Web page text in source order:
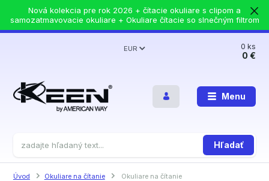
Nová kolekcia pre rok 2026 + čítacie okuliare s clipom a
samozatmavovacie okuliare + Okuliare čítacie so slnečným filtrom
Menu
EUR
Hľadať
0ks
0 €
Úvod Okuliare na čítanie Okuliare na čítanie